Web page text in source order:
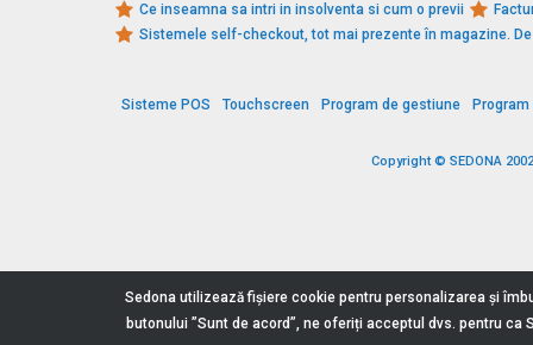
Ce inseamna sa intri in insolventa si cum o previi
Sistemele self-checkout, tot mai prezente în magazine.
Sisteme POS Touchscreen Program de gestiune
Copyright © SEDONA
Sedona utilizează fişiere cookie pentru personalizarea și
butonului ”Sunt de acord”, ne oferiți acceptul dvs. pentru